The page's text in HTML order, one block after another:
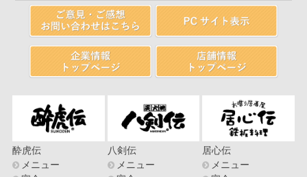
酔虎伝
メニュー
八剣伝
メニュー
居心伝
メニュー